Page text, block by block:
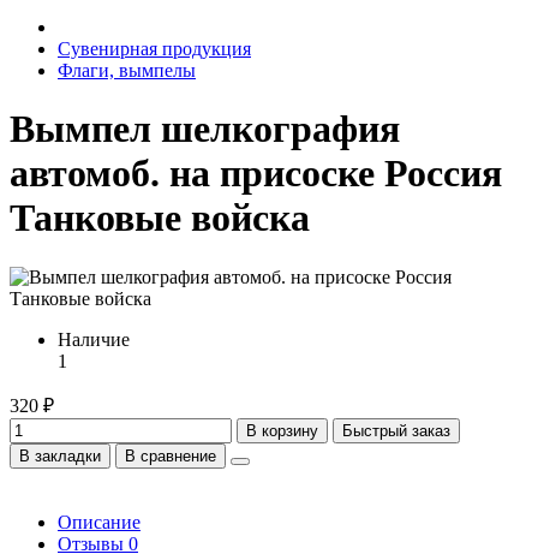
Сувенирная продукция
Флаги, вымпелы
Вымпел шелкография
автомоб. на присоске Россия
Танковые войска
Наличие
1
320 ₽
В корзину
Быстрый заказ
В закладки
В сравнение
Описание
Отзывы 0